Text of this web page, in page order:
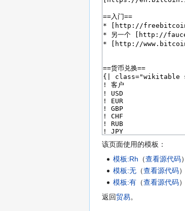
该页面使用的模板：
模板:Rh ​（查看源代码）​
模板:无 ​（查看源代码）​
模板:有 ​（查看源代码）​
返回贸易。